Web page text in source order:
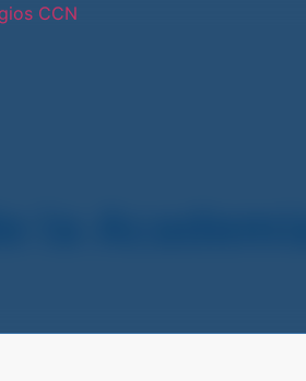
CCN
la Academia